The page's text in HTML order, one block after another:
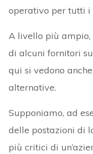
operativo per tutti i
A livello più ampio,
di alcuni fornitori
qui si vedono
alternative.
Supponiamo, ad
delle postazioni di
più critici di